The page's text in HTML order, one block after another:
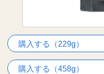
購入する（229g）
購入する（458g）